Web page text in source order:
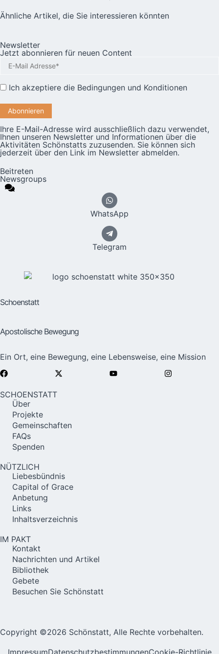
Ähnliche Artikel, die Sie interessieren könnten
Newsletter
Jetzt abonnieren für neuen Content
Ich akzeptiere die Bedingungen und Konditionen
Ihre E-Mail-Adresse wird ausschließlich dazu verwendet,
Ihnen unseren Newsletter und Informationen über die
Aktivitäten Schönstatts zuzusenden. Sie können sich
jederzeit über den Link im Newsletter abmelden.
Beitreten
Newsgroups
WhatsApp
Telegram
Schoenstatt
Apostolische Bewegung
Ein Ort, eine Bewegung, eine Lebensweise, eine Mission
SCHOENSTATT
Über
Projekte
Gemeinschaften
FAQs
Spenden
NÜTZLICH
Liebesbündnis
Capital of Grace
Anbetung
Links
Inhaltsverzeichnis
IM PAKT
Kontakt
Nachrichten und Artikel
Bibliothek
Gebete
Besuchen Sie Schönstatt
Copyright ©2026 Schönstatt, Alle Rechte vorbehalten.
ImpressumDatenschutzbestimmungenCookie-Richtlinie